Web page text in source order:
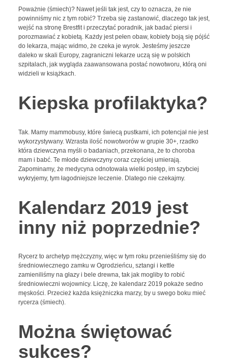
Poważnie (śmiech)? Nawet jeśli tak jest, czy to oznacza, że nie
powinniśmy nic z tym robić? Trzeba się zastanowić, dlaczego tak jest,
wejść na stronę Brestfit i przeczytać poradnik, jak badać piersi i
porozmawiać z kobietą. Każdy jest pełen obaw, kobiety boją się pójść
do lekarza, mając widmo, że czeka je wyrok. Jesteśmy jeszcze
daleko w skali Europy, zagraniczni lekarze uczą się w polskich
szpitalach, jak wygląda zaawansowana postać nowotworu, którą oni
widzieli w książkach.
Kiepska profilaktyka?
Tak. Mamy mammobusy, które świecą pustkami, ich potencjał nie jest
wykorzystywany. Wzrasta ilość nowotworów w grupie 30+, rzadko
która dziewczyna myśli o badaniach, przekonana, że to choroba
mam i babć. Te młode dziewczyny coraz częściej umierają.
Zapominamy, że medycyna odnotowała wielki postęp, im szybciej
wykryjemy, tym łagodniejsze leczenie. Dlatego nie czekajmy.
Kalendarz 2019 jest
inny niż poprzednie?
Rycerz to archetyp mężczyzny, więc w tym roku przenieśliśmy się do
średniowiecznego zamku w Ogrodzieńcu, sztangi i kettle
zamieniliśmy na głazy i bele drewna, tak jak mogliby to robić
średniowieczni wojownicy. Liczę, że kalendarz 2019 pokaże sedno
męskości. Przecież każda księżniczka marzy, by u swego boku mieć
rycerza (śmiech).
Można świętować
sukces?